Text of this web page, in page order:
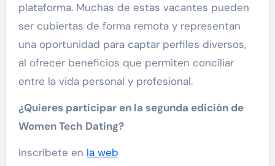
plataforma. Muchas de estas vacantes pueden
ser cubiertas de forma remota y representan
una oportunidad para captar perfiles diversos,
al ofrecer beneficios que permiten conciliar
entre la vida personal y profesional.
¿Quieres participar en la segunda edición de
Women Tech Dating?
Inscríbete en la web